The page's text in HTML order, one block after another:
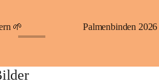
gewünschten Zeit zu Ihrer
von Weiler kommend nach
Weiler.
🌱 Palmenbinden 2026